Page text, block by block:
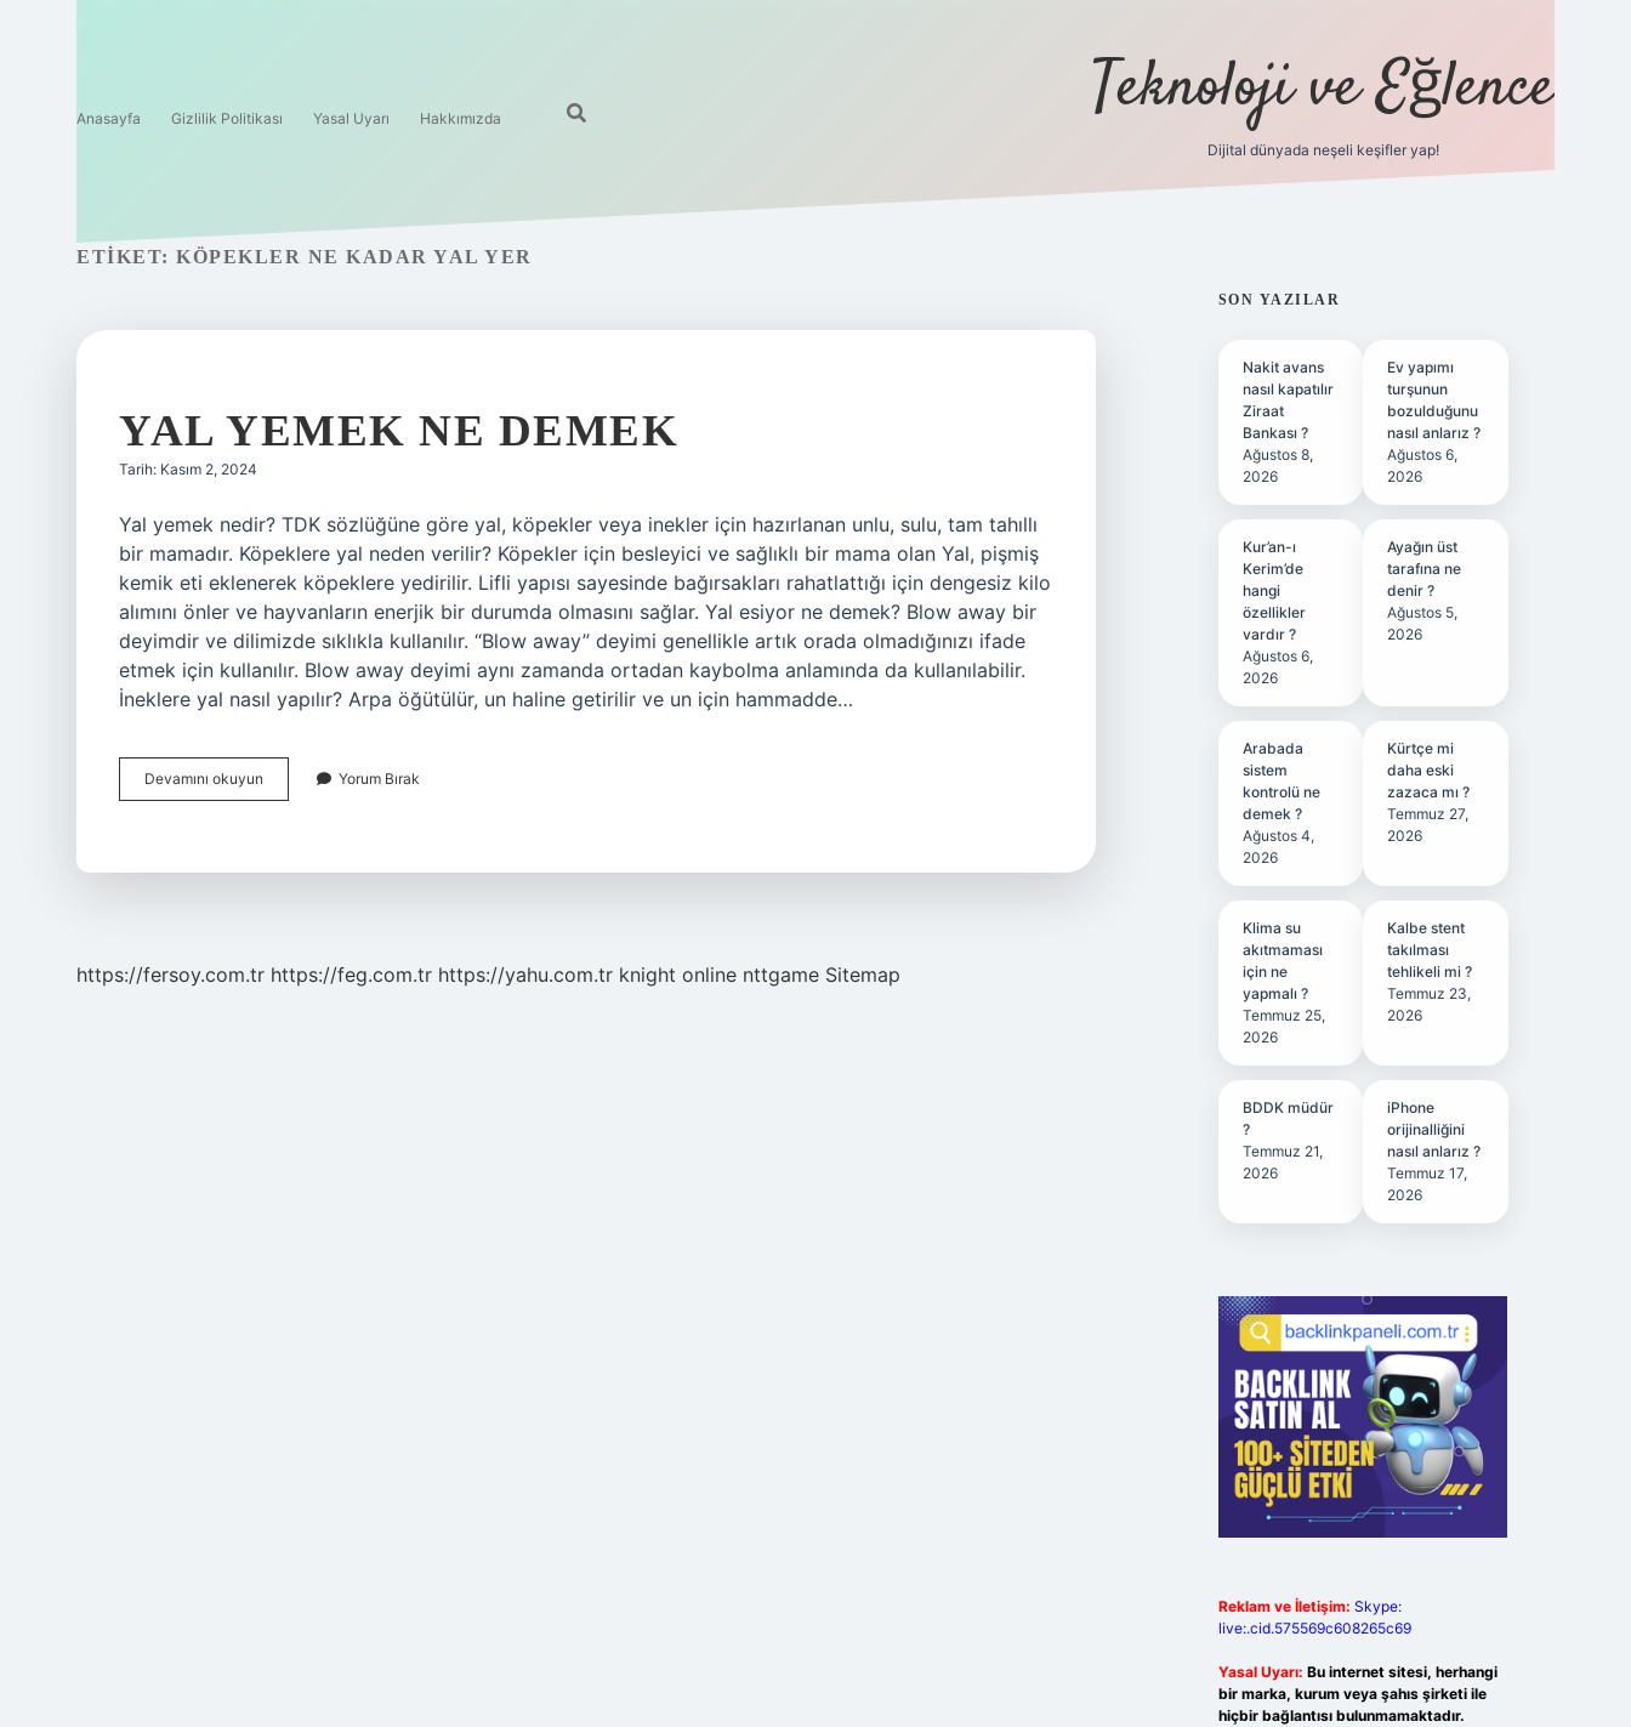
Anasayfa Gizlilik Politikası Yasal Uyarı Hakkımızda Teknoloji ve Eğlence
Dijital dünyada neşeli keşifler yap!
ETIKET: KÖPEKLER NE KADAR YAL YER
YAL YEMEK NE DEMEK
Tarih: Kasım 2, 2024
Yal yemek nedir? TDK sözlüğüne göre yal, köpekler veya inekler için hazırlanan unlu, sulu, tam tahıllı
bir mamadır. Köpeklere yal neden verilir? Köpekler için besleyici ve sağlıklı bir mama olan Yal, pişmiş
kemik eti eklenerek köpeklere yedirilir. Lifli yapısı sayesinde bağırsakları rahatlattığı için dengesiz kilo
alımını önler ve hayvanların enerjik bir durumda olmasını sağlar. Yal esiyor ne demek? Blow away bir
deyimdir ve dilimizde sıklıkla kullanılır. “Blow away” deyimi genellikle artık orada olmadığınızı ifade
etmek için kullanılır. Blow away deyimi aynı zamanda ortadan kaybolma anlamında da kullanılabilir.
İneklere yal nasıl yapılır? Arpa öğütülür, un haline getirilir ve un için hammadde…
Devamını okuyun
Yemek
Yorum Bırak
https://fersoy.com.tr https://feg.com.tr https://yahu.com.tr knight online nttgame Sitemap
SIDEBAR
SON YAZILAR
Nakit avans
nasıl kapatılır
Ziraat
Bankası ?
Ağustos 8,
2026
Ev yapımı
turşunun
bozulduğunu
nasıl anlarız ?
Ağustos 6,
2026
Kur’an-ı
Kerim’de
hangi
özellikler
vardır ?
Ağustos 6,
2026
Ayağın üst
tarafına ne
denir ?
Ağustos 5,
2026
Arabada
sistem
kontrolü ne
demek ?
Ağustos 4,
2026
Kürtçe mi
daha eski
zazaca mı ?
Temmuz 27,
2026
Klima su
akıtmaması
için ne
yapmalı ?
Temmuz 25,
2026
Kalbe stent
takılması
tehlikeli mi ?
Temmuz 23,
2026
BDDK müdür
?
Temmuz 21,
2026
iPhone
orijinalliğini
nasıl anlarız ?
Temmuz 17,
2026
Reklam ve İletişim: Skype:
live:.cid.575569c608265c69
Yasal Uyarı: Bu internet sitesi, herhangi
bir marka, kurum veya şahıs şirketi ile
hiçbir bağlantısı bulunmamaktadır.